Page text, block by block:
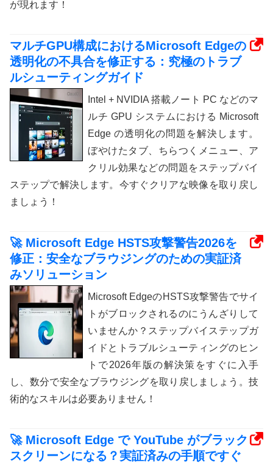
が現れます！
マルチGPU構成におけるMicrosoft Edgeの
透明化の不具合を修正する：究極のトラブ
ルシューティングガイド
Intel + NVIDIA 搭載ノート PC などのマ
ルチ GPU システムにおける Microsoft
Edge の透明化の問題を解決します。
ぼやけたタブ、ちらつくメニュー、ア
クリル効果などの問題をステップバイ
ステップで解決します。今すぐクリアな映像を取り戻し
ましょう！
🚀 Microsoft Edge HSTS攻撃警告2026を
修正：安全なブラウジングのための実証済
みソリューション
Microsoft EdgeのHSTS攻撃警告でサイ
トがブロックされるのにうんざりして
いませんか？ステップバイステップガ
イドとトラブルシューティングのヒン
トで2026年版の解決策をすぐに入手
し、数分で安全なブラウジングを取り戻しましょう。技
術的なスキルは必要ありません！
🚀 Microsoft Edge で YouTube がブラック
スクリーンになる？実証済みの手順ですぐ